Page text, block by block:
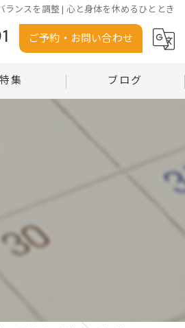
ンスを調整 | 心と身体を休めるひととき
ご予約・お問い合わせ
集 ブログ
コラム